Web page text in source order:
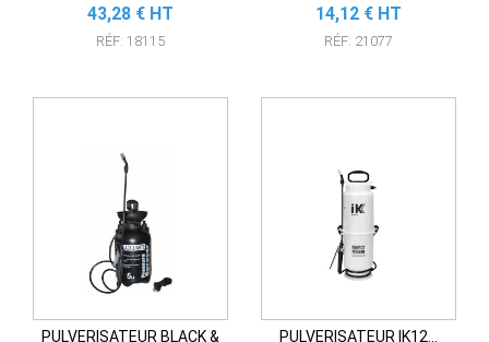
Prix
43,28 € HT
RÉF: 18115
Prix
14,12 € HT
RÉF: 21077
PULVERISATEUR BLACK & PULVERISATEUR IK12...